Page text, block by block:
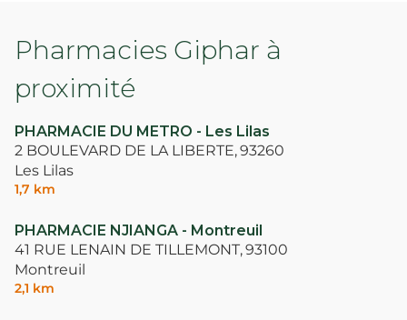
Pharmacies Giphar à
proximité
PHARMACIE DU METRO - Les Lilas
2 BOULEVARD DE LA LIBERTE,93260
Les Lilas
1,7 km
PHARMACIE NJIANGA - Montreuil
41 RUE LENAIN DE TILLEMONT,93100
Montreuil
2,1 km